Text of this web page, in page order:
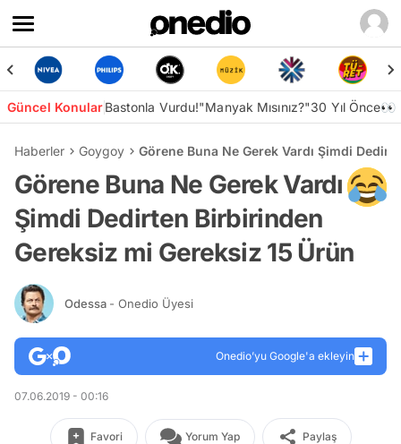
Güncel KonularBastonla Vurdu!"Manyak Mısınız?"30 Yıl Önce👀
Haberler Goygoy Görene Buna Ne Gerek Vardı Şimdi
Görene Buna Ne Gerek Vardı
Şimdi Dedirten Birbirinden
Gereksiz mi Gereksiz 15 Ürün
Odessa - Onedio Üyesi
Onedio’yu Google'a ekleyin
07.06.2019 - 00:16
Favori Yorum Yap Paylaş